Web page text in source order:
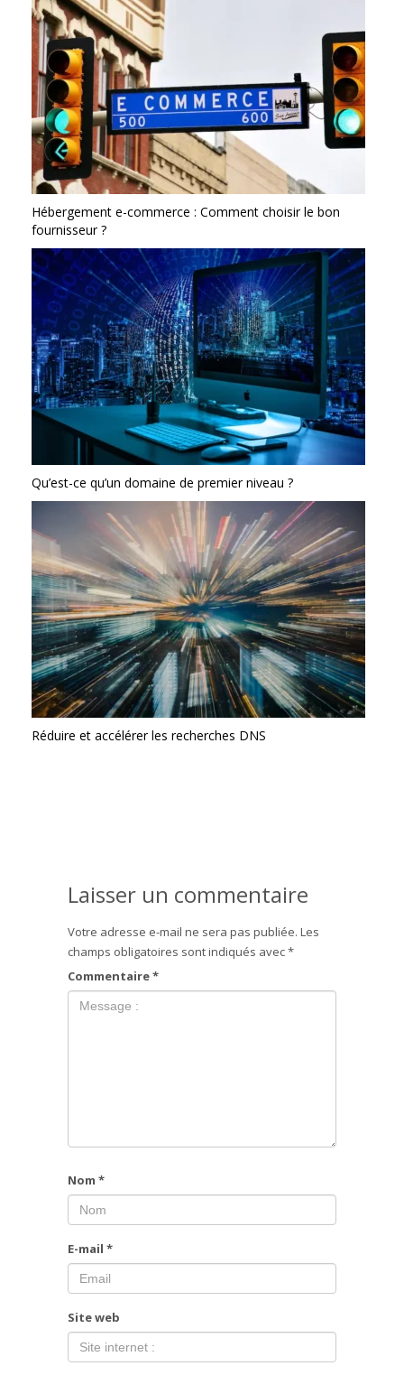
Hébergement e-commerce : Comment choisir le bon
fournisseur ?
Qu’est-ce qu’un domaine de premier niveau ?
Réduire et accélérer les recherches DNS
Laisser un commentaire
Votre adresse e-mail ne sera pas publiée. Les
champs obligatoires sont indiqués avec*
Commentaire*
Nom *
E-mail *
Site web